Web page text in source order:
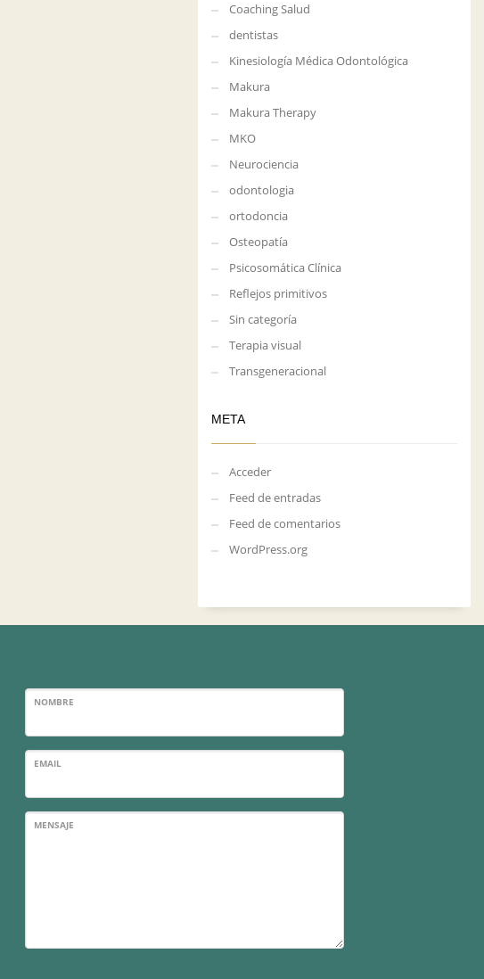
Coaching Salud
dentistas
Kinesiología Médica Odontológica
Makura
Makura Therapy
MKO
Neurociencia
odontologia
ortodoncia
Osteopatía
Psicosomática Clínica
Reflejos primitivos
Sin categoría
Terapia visual
Transgeneracional
META
Acceder
Feed de entradas
Feed de comentarios
WordPress.org
NOMBRE
EMAIL
MENSAJE